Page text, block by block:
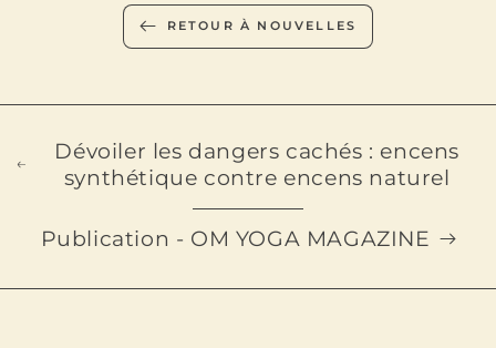
RETOUR À NOUVELLES
Dévoiler les dangers cachés : encens
synthétique contre encens naturel
Publication - OM YOGA MAGAZINE